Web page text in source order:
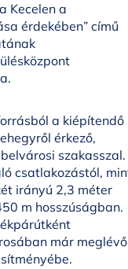
Kecelen a
érdekében” című
a kiépítendő
érkező,
szakasszal.
csatlakozástól,
irányú 2,3 méter
m hosszúságban.
már meglévő